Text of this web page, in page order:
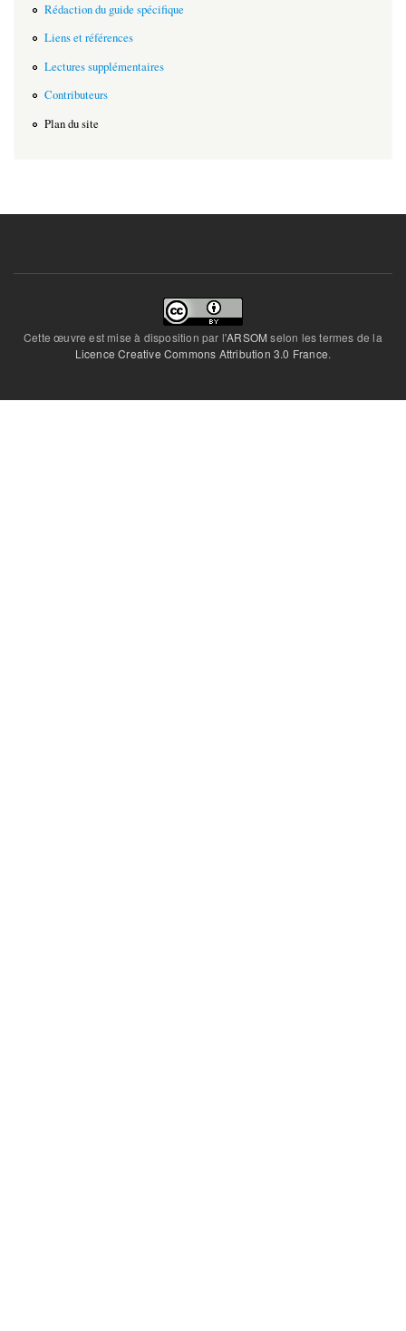
Rédaction du guide spécifique
Liens et références
Lectures supplémentaires
Contributeurs
Plan du site
Cette œuvre est mise à disposition par l'ARSOM selon les termes de la
Licence Creative Commons Attribution 3.0 France.